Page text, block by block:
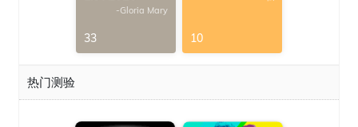
-Gloria Mary
33 10
热门测验